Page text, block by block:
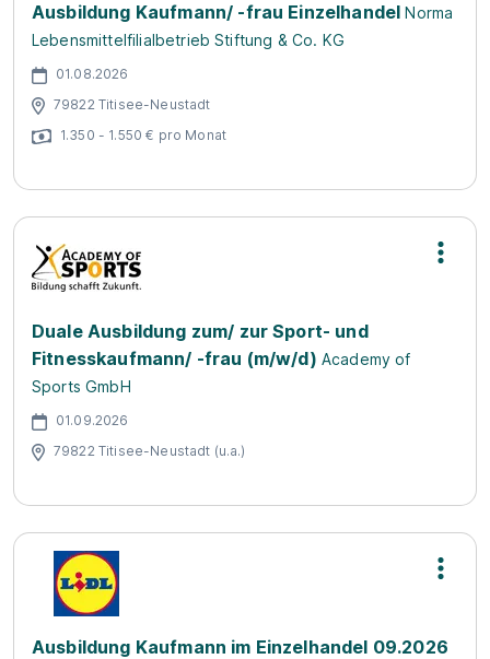
Ausbildung Kaufmann/ -frau Einzelhandel Norma
Lebensmittelfilialbetrieb Stiftung & Co. KG
01.08.2026
79822 Titisee-Neustadt
1.350 - 1.550 € pro Monat
Duale Ausbildung zum/ zur Sport- und
Fitnesskaufmann/ -frau (m/w/d) Academy of
Sports GmbH
01.09.2026
79822 Titisee-Neustadt (u.a.)
Ausbildung Kaufmann im Einzelhandel 09.2026